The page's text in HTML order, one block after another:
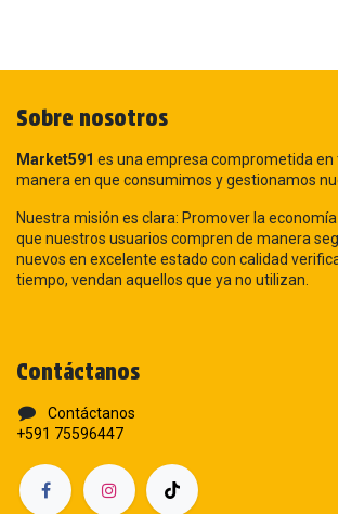
Sobre nosotros
Market591 es una empresa comprometida
manera en que consumimos y gestionamos
Nuestra misión es clara: Promover la
que nuestros usuarios compren de manera
nuevos en excelente estado con calidad
tiempo, vendan aquellos que ya no utilizan.
Contáctanos
Contáctanos
+591 75596447